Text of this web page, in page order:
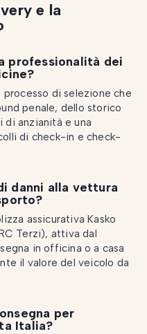
e la
professionalità dei
di selezione che
penale, dello storico
di anzianità e una
di check-in e check-
danni alla vettura
assicurativa Kasko
Terzi), attiva dal
in officina o a casa
il valore del veicolo da
per
Italia?